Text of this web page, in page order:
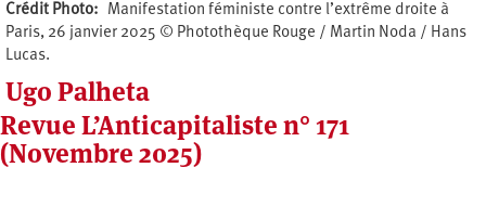
Crédit Photo
Manifestation féministe contre l’extrême droite à
Paris, 26 janvier 2025 © Photothèque Rouge / Martin Noda / Hans
Lucas.
Ugo Palheta
Revue L’Anticapitaliste n° 171
(Novembre 2025)